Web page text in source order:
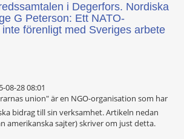
i Degerfors. Nordiska
G Peterson: Ett NATO-
förenligt med Sveriges arbete
08-28 08:01
union" är en NGO-organisation som har
bidrag till sin verksamhet. Artikeln nedan
amerikanska sajter) skriver om just detta.